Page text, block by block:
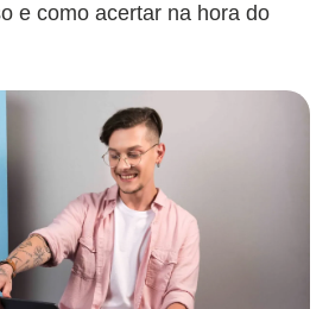
e como acertar na hora do